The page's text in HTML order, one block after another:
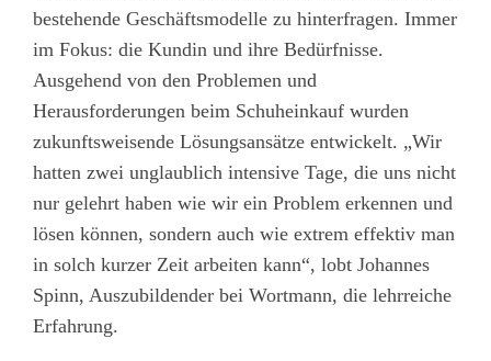
bestehende Geschäftsmodelle zu hinterfragen. Immer
im Fokus: die Kundin und ihre Bedürfnisse.
Ausgehend von den Problemen und
Herausforderungen beim Schuheinkauf wurden
zukunftsweisende Lösungsansätze entwickelt. „Wir
hatten zwei unglaublich intensive Tage, die uns nicht
nur gelehrt haben wie wir ein Problem erkennen und
lösen können, sondern auch wie extrem effektiv man
in solch kurzer Zeit arbeiten kann“, lobt Johannes
Spinn, Auszubildender bei Wortmann, die lehrreiche
Erfahrung.